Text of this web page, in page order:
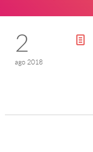
2
ago 2018
g